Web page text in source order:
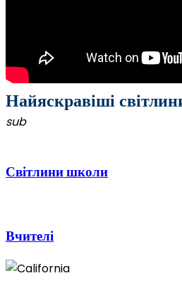
Найяскравіші
sub
Світлини школи
Вчителі